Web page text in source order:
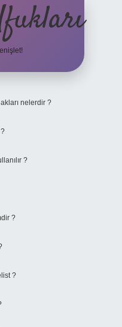
nelerdir ?
?
?
?